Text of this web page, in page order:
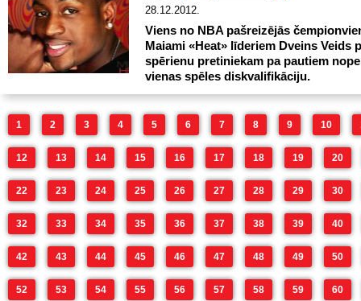
28.12.2012.
Viens no NBA pašreizējās
Maiami «Heat» līderiem Dveins Veids
spērienu pretiniekam pa pautiem
vienas spēles diskvalifikāciju.
1 2 3 4 5 6 7 8 9 10
12 13 14 15 16 17 18 19 20
22 23 24 25 26 27 28 29 30
32 33 34 35 36 37 38 39 40
42 43 44 45 46 47 48 49 50
52 53 54 55 56 57 58 59 60